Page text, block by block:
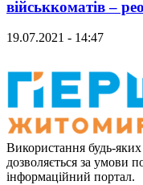
військкоматів –
19.07.2021 - 14:47
Використання будь-яких
дозволяється за умови
інформаційний портал.